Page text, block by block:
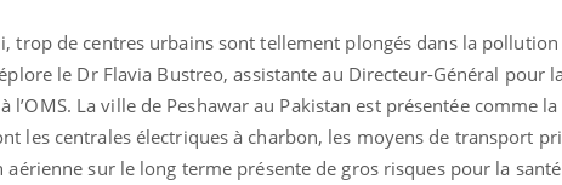
trop de centres urbains sont tellement plongés dans la
le Dr Flavia Bustreo, assistante au Directeur-Général pour
l’OMS. La ville de Peshawar au Pakistan est présentée comme
les centrales électriques à charbon, les moyens de transport
sur le long terme présente de gros risques pour la